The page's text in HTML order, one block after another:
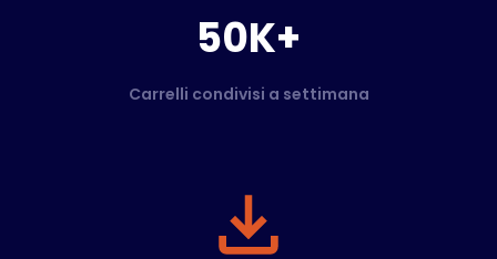
50K+
Carrelli condivisi a settimana